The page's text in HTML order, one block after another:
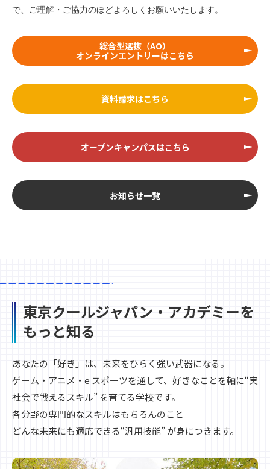
で、ご理解・ご協力のほどよろしくお願いいたします。
総合型選抜（AO）
オンラインエントリーはこちら
資料請求はこちら
オープンキャンパスはこちら
お知らせ一覧
東京クールジャパン・アカデミーを
もっと知る
あなたの「好き」は、未来をひらく強い武器になる。
ゲーム・アニメ・e スポーツを通して、好きなことを軸に“実
社会で戦えるスキル” を育てる学校です。
各分野の専門的なスキルはもちろんのこと
どんな未来にも適応できる“汎用技能” が身につきます。